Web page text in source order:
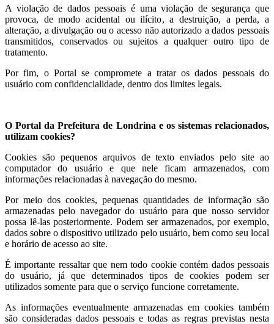
A violação de dados pessoais é uma violação de segurança que
provoca, de modo acidental ou ilícito, a destruição, a perda, a
alteração, a divulgação ou o acesso não autorizado a dados pessoais
transmitidos, conservados ou sujeitos a qualquer outro tipo de
tratamento.
Por fim, o Portal se compromete a tratar os dados pessoais do
usuário com confidencialidade, dentro dos limites legais.
O Portal da Prefeitura de Londrina e os sistemas relacionados,
utilizam cookies?
Cookies são pequenos arquivos de texto enviados pelo site ao
computador do usuário e que nele ficam armazenados, com
informações relacionadas à navegação do mesmo.
Por meio dos cookies, pequenas quantidades de informação são
armazenadas pelo navegador do usuário para que nosso servidor
possa lê-las posteriormente. Podem ser armazenados, por exemplo,
dados sobre o dispositivo utilizado pelo usuário, bem como seu local
e horário de acesso ao site.
É importante ressaltar que nem todo cookie contém dados pessoais
do usuário, já que determinados tipos de cookies podem ser
utilizados somente para que o serviço funcione corretamente.
As informações eventualmente armazenadas em cookies também
são consideradas dados pessoais e todas as regras previstas nesta